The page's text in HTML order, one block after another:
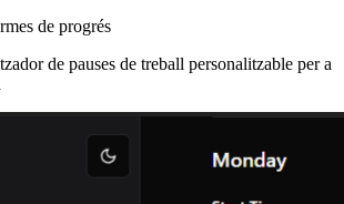
de progrés
de pauses de treball personalitzable per a